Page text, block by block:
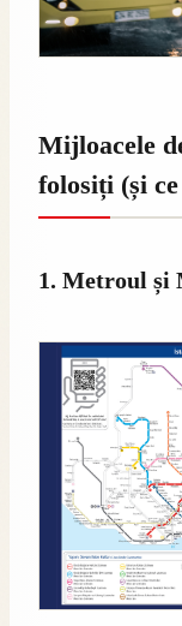
Mijloacele
folosiți (și
1. Metroul și